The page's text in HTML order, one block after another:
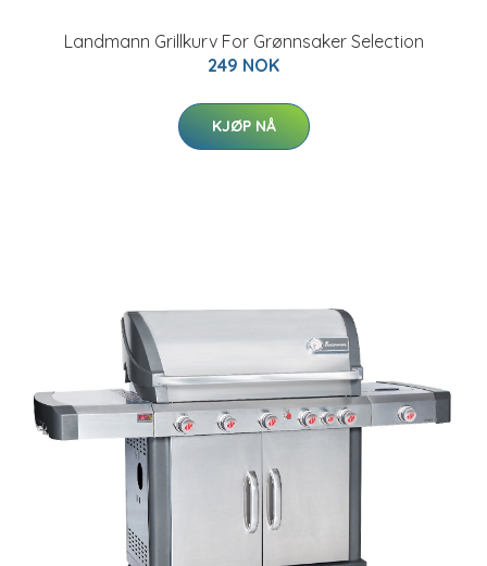
Landmann Grillkurv For Grønnsaker Selection
249 NOK
KJØP NÅ